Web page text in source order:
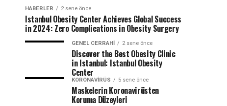
HABERLER 2 sene önce
Istanbul Obesity Center Achieves Global Success
in 2024: Zero Complications in Obesity Surgery
GENEL CERRAHI 2 sene önce
Discover the Best Obesity Clinic
in Istanbul: Istanbul Obesity
Center
KORONAVIRÜS 5 sene önce
Maskelerin Koronavirüsten
Koruma Düzeyleri